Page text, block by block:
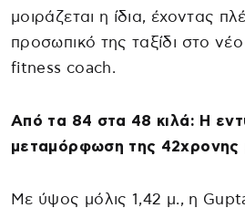
μοιράζεται η ίδια, έχοντας
προσωπικό της ταξίδι στο
fitness coach.
Από τα 84 στα 48 κιλά: Η
μεταμόρφωση της 42χρονης
Με ύψος μόλις 1,42 μ., η